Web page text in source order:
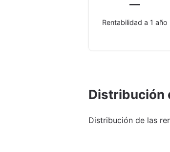
—
Rentabilidad a 1 año
Distribución
Distribución de las